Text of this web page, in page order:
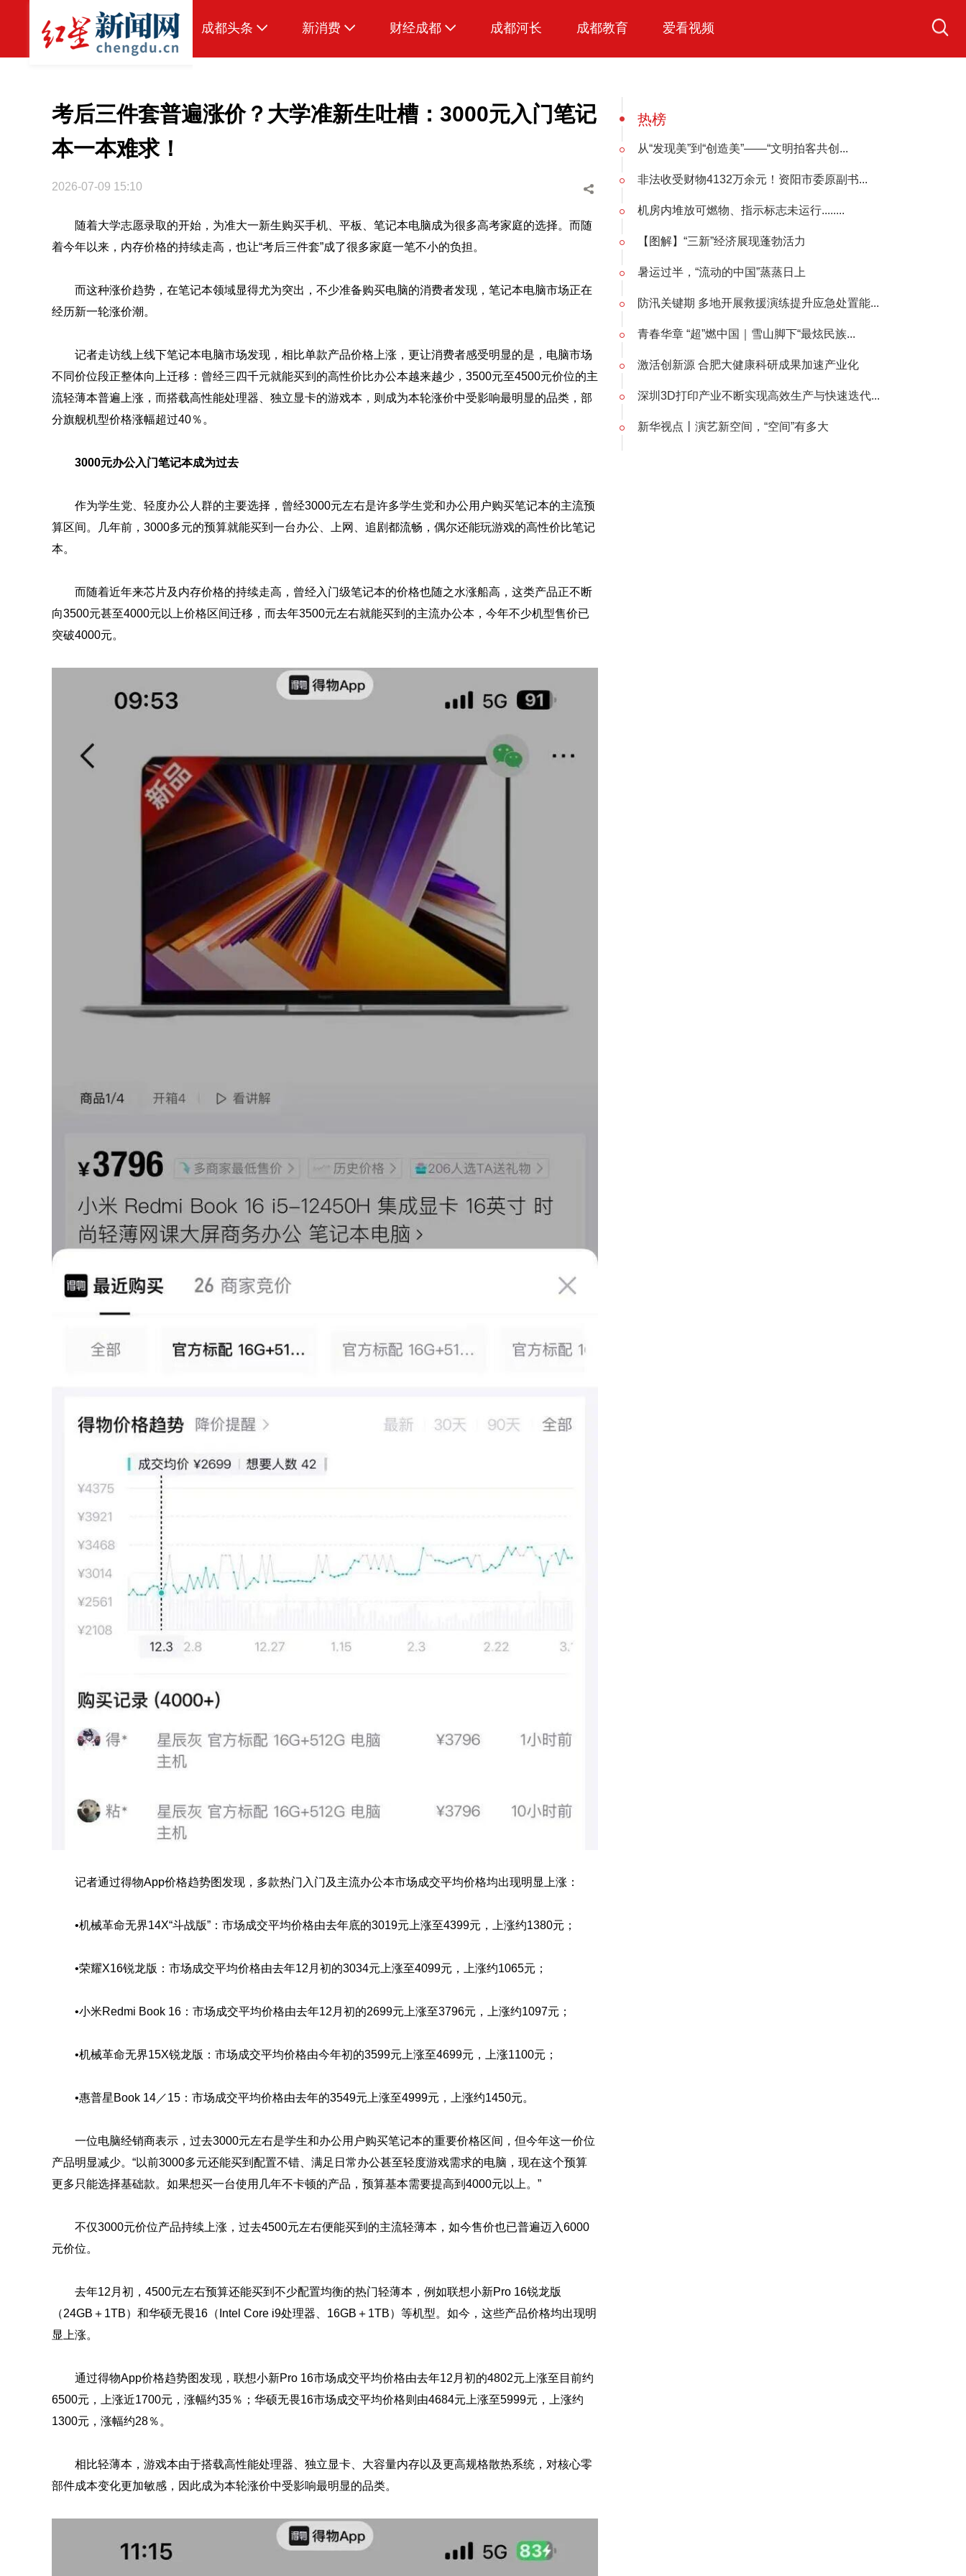
成都头条
本地
传真机
公示
新消费 财经成都 成都河长 成都教育 爱看视频
考后三件套普遍涨价？大学准新生吐槽：3000元入门笔记
本一本难求！
2026-07-09 15:10
随着大学志愿录取的开始，为准大一新生购买手机、平板、笔记本电脑成为很多高考家庭的选择。而随
着今年以来，内存价格的持续走高，也让“考后三件套”成了很多家庭一笔不小的负担。
而这种涨价趋势，在笔记本领域显得尤为突出，不少准备购买电脑的消费者发现，笔记本电脑市场正在
经历新一轮涨价潮。
记者走访线上线下笔记本电脑市场发现，相比单款产品价格上涨，更让消费者感受明显的是，电脑市场
不同价位段正整体向上迁移：曾经三四千元就能买到的高性价比办公本越来越少，3500元至4500元价位的主
流轻薄本普遍上涨，而搭载高性能处理器、独立显卡的游戏本，则成为本轮涨价中受影响最明显的品类，部
分旗舰机型价格涨幅超过40％。
3000元办公入门笔记本成为过去
作为学生党、轻度办公人群的主要选择，曾经3000元左右是许多学生党和办公用户购买笔记本的主流预
算区间。几年前，3000多元的预算就能买到一台办公、上网、追剧都流畅，偶尔还能玩游戏的高性价比笔记
本。
而随着近年来芯片及内存价格的持续走高，曾经入门级笔记本的价格也随之水涨船高，这类产品正不断
向3500元甚至4000元以上价格区间迁移，而去年3500元左右就能买到的主流办公本，今年不少机型售价已
突破4000元。
记者通过得物App价格趋势图发现，多款热门入门及主流办公本市场成交平均价格均出现明显上涨：
•机械革命无界14X“斗战版”：市场成交平均价格由去年底的3019元上涨至4399元，上涨约1380元；
•荣耀X16锐龙版：市场成交平均价格由去年12月初的3034元上涨至4099元，上涨约1065元；
•小米Redmi Book 16：市场成交平均价格由去年12月初的2699元上涨至3796元，上涨约1097元；
•机械革命无界15X锐龙版：市场成交平均价格由今年初的3599元上涨至4699元，上涨1100元；
•惠普星Book 14／15：市场成交平均价格由去年的3549元上涨至4999元，上涨约1450元。
一位电脑经销商表示，过去3000元左右是学生和办公用户购买笔记本的重要价格区间，但今年这一价位
产品明显减少。“以前3000多元还能买到配置不错、满足日常办公甚至轻度游戏需求的电脑，现在这个预算
更多只能选择基础款。如果想买一台使用几年不卡顿的产品，预算基本需要提高到4000元以上。”
不仅3000元价位产品持续上涨，过去4500元左右便能买到的主流轻薄本，如今售价也已普遍迈入6000
元价位。
去年12月初，4500元左右预算还能买到不少配置均衡的热门轻薄本，例如联想小新Pro 16锐龙版
（24GB＋1TB）和华硕无畏16（Intel Core i9处理器、16GB＋1TB）等机型。如今，这些产品价格均出现明
显上涨。
通过得物App价格趋势图发现，联想小新Pro 16市场成交平均价格由去年12月初的4802元上涨至目前约
6500元，上涨近1700元，涨幅约35％；华硕无畏16市场成交平均价格则由4684元上涨至5999元，上涨约
1300元，涨幅约28％。
相比轻薄本，游戏本由于搭载高性能处理器、独立显卡、大容量内存以及更高规格散热系统，对核心零
部件成本变化更加敏感，因此成为本轮涨价中受影响最明显的品类。
热榜
从“发现美”到“创造美”——“文明拍客共创...
非法收受财物4132万余元！资阳市委原副书...
机房内堆放可燃物、指示标志未运行........
【图解】“三新”经济展现蓬勃活力
暑运过半，“流动的中国”蒸蒸日上
防汛关键期 多地开展救援演练提升应急处置能...
青春华章 “超”燃中国｜雪山脚下“最炫民族...
激活创新源 合肥大健康科研成果加速产业化
深圳3D打印产业不断实现高效生产与快速迭代...
新华视点丨演艺新空间，“空间”有多大